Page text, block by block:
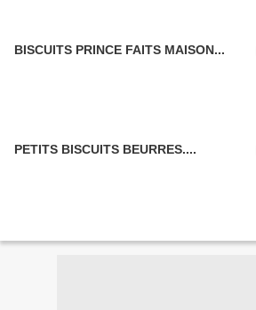
BISCUITS PRINCE FAITS MAISON...
PETITS BISCUITS BEURRES....